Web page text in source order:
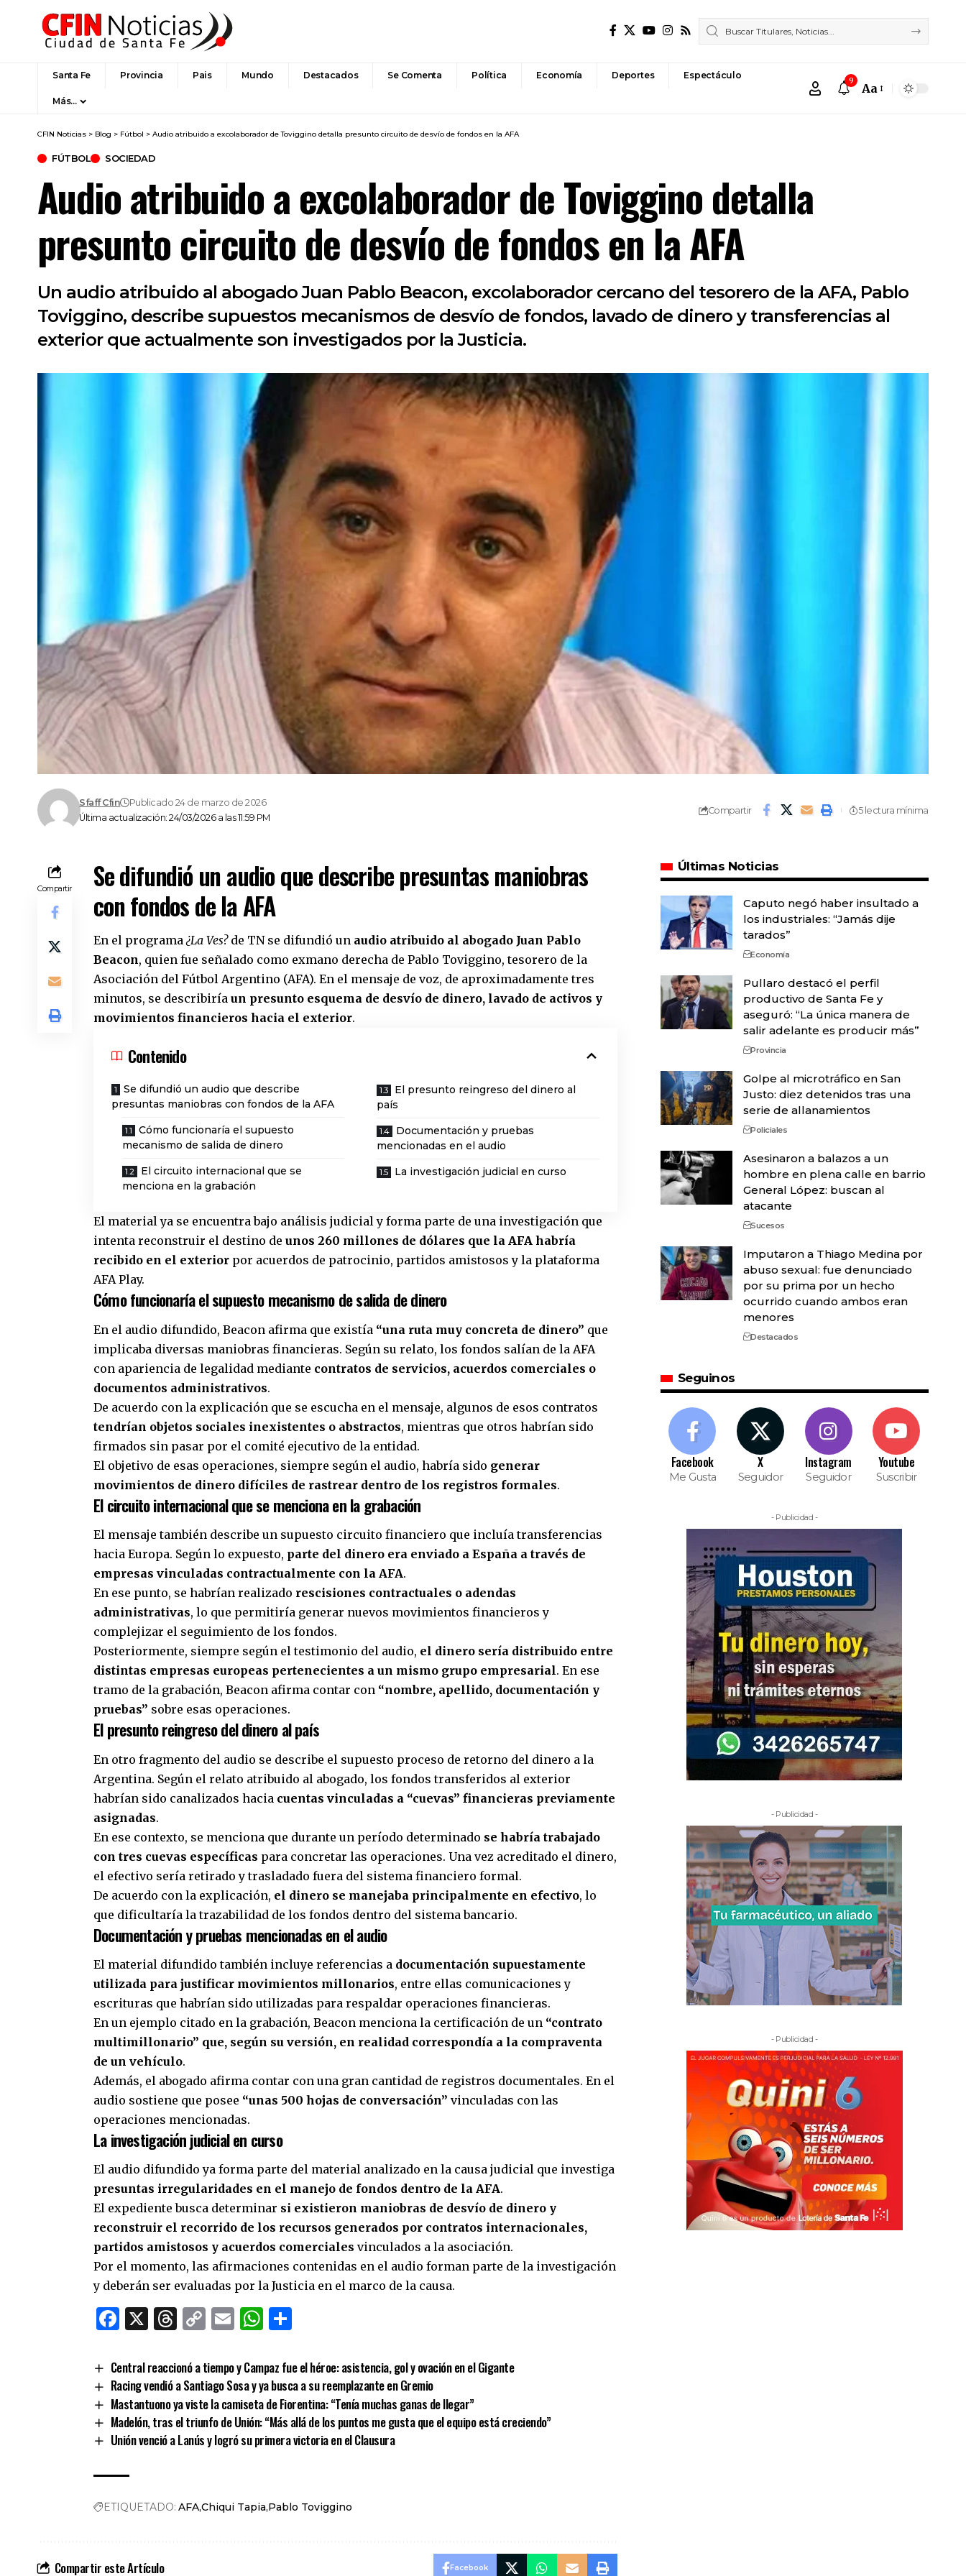
Santa Fe Provincia Pais Mundo Destacados Se Comenta Política Economía Deportes Espectáculo
Más…
9
Font
Aa
CFIN Noticias > Blog > Fútbol > Audio atribuido a excolaborador de Toviggino detalla presunto circuito de desvío de fondos en la AFA
FÚTBOL SOCIEDAD
Audio atribuido a excolaborador de Toviggino detalla
presunto circuito de desvío de fondos en la AFA
Un audio atribuido al abogado Juan Pablo Beacon, excolaborador cercano del tesorero de la AFA, Pablo
Toviggino, describe supuestos mecanismos de desvío de fondos, lavado de dinero y transferencias al
exterior que actualmente son investigados por la Justicia.
Última actualización: 24/03/2026 a las 11:59 PM
Sfaff Cfin Publicado 24 de marzo de 2026
Compartir 5 lectura mínima
Compartir
Se difundió un audio que describe presuntas maniobras
con fondos de la AFA
En el programa¿La Ves?de TN se difundió un audio atribuido al abogado Juan Pablo
Beacon, quien fue señalado como exmano derecha de Pablo Toviggino, tesorero de la
Asociación del Fútbol Argentino (AFA). En el mensaje de voz, de aproximadamente tres
minutos, se describiría un presunto esquema de desvío de dinero, lavado de activos y
movimientos financieros hacia el exterior.
Contenido
Se difundió un audio que describe
presuntas maniobras con fondos de la AFA
Cómo funcionaría el supuesto
mecanismo de salida de dinero
El circuito internacional que se
menciona en la grabación
El presunto reingreso del dinero al
país
Documentación y pruebas
mencionadas en el audio
La investigación judicial en curso
El material ya se encuentra bajo análisis judicial y forma parte de una investigación que
intenta reconstruir el destino de unos 260 millones de dólares que la AFA habría
recibido en el exterior por acuerdos de patrocinio, partidos amistosos y la plataforma
AFA Play.
Cómo funcionaría el supuesto mecanismo de salida de dinero
En el audio difundido, Beacon afirma que existía “una ruta muy concreta de dinero” que
implicaba diversas maniobras financieras. Según su relato, los fondos salían de la AFA
con apariencia de legalidad mediante contratos de servicios, acuerdos comerciales o
documentos administrativos.
De acuerdo con la explicación que se escucha en el mensaje, algunos de esos contratos
tendrían objetos sociales inexistentes o abstractos, mientras que otros habrían sido
firmados sin pasar por el comité ejecutivo de la entidad.
El objetivo de esas operaciones, siempre según el audio, habría sido generar
movimientos de dinero difíciles de rastrear dentro de los registros formales.
El circuito internacional que se menciona en la grabación
El mensaje también describe un supuesto circuito financiero que incluía transferencias
hacia Europa. Según lo expuesto, parte del dinero era enviado a España a través de
empresas vinculadas contractualmente con la AFA.
En ese punto, se habrían realizado rescisiones contractuales o adendas
administrativas, lo que permitiría generar nuevos movimientos financieros y
complejizar el seguimiento de los fondos.
Posteriormente, siempre según el testimonio del audio, el dinero sería distribuido entre
distintas empresas europeas pertenecientes a un mismo grupo empresarial. En ese
tramo de la grabación, Beacon afirma contar con “nombre, apellido, documentación y
pruebas” sobre esas operaciones.
El presunto reingreso del dinero al país
En otro fragmento del audio se describe el supuesto proceso de retorno del dinero a la
Argentina. Según el relato atribuido al abogado, los fondos transferidos al exterior
habrían sido canalizados hacia cuentas vinculadas a “cuevas” financieras previamente
asignadas.
En ese contexto, se menciona que durante un período determinado se habría trabajado
con tres cuevas específicas para concretar las operaciones. Una vez acreditado el dinero,
el efectivo sería retirado y trasladado fuera del sistema financiero formal.
De acuerdo con la explicación, el dinero se manejaba principalmente en efectivo, lo
que dificultaría la trazabilidad de los fondos dentro del sistema bancario.
Documentación y pruebas mencionadas en el audio
El material difundido también incluye referencias a documentación supuestamente
utilizada para justificar movimientos millonarios, entre ellas comunicaciones y
escrituras que habrían sido utilizadas para respaldar operaciones financieras.
En un ejemplo citado en la grabación, Beacon menciona la certificación de un “contrato
multimillonario” que, según su versión, en realidad correspondía a la compraventa
de un vehículo.
Además, el abogado afirma contar con una gran cantidad de registros documentales. En el
audio sostiene que posee “unas 500 hojas de conversación” vinculadas con las
operaciones mencionadas.
La investigación judicial en curso
El audio difundido ya forma parte del material analizado en la causa judicial que investiga
presuntas irregularidades en el manejo de fondos dentro de la AFA.
El expediente busca determinar si existieron maniobras de desvío de dinero y
reconstruir el recorrido de los recursos generados por contratos internacionales,
partidos amistosos y acuerdos comerciales vinculados a la asociación.
Por el momento, las afirmaciones contenidas en el audio forman parte de la investigación
y deberán ser evaluadas por la Justicia en el marco de la causa.
Facebook
X Threads
CopyEmailWhatsApp
Central reaccionó a tiempo y Campaz fue el héroe: asistencia, gol y ovación en el Gigante
Racing vendió a Santiago Sosa y ya busca a su reemplazante en Gremio
Mastantuono ya viste la camiseta de Fiorentina: “Tenía muchas ganas de llegar”
Madelón, tras el triunfo de Unión: “Más allá de los puntos me gusta que el equipo está creciendo”
Unión venció a Lanús y logró su primera victoria en el Clausura
ETIQUETADO: AFAChiqui Tapia Pablo Toviggino
Compartir este Artículo Facebook
Últimas Noticias
Caputo negó haber insultado a
los industriales: “Jamás dije
tarados”
Economía
Pullaro destacó el perfil
productivo de Santa Fe y
aseguró: “La única manera de
salir adelante es producir más”
Provincia
Golpe al microtráfico en San
Justo: diez detenidos tras una
serie de allanamientos
Policiales
Asesinaron a balazos a un
hombre en plena calle en barrio
General López: buscan al
atacante
Sucesos
Imputaron a Thiago Medina por
abuso sexual: fue denunciado
por su prima por un hecho
ocurrido cuando ambos eran
menores
Destacados
Seguinos
Facebook
Me Gusta
X
Seguidor
Instagram
Seguidor
Youtube
Suscribir
- Publicidad -
- Publicidad -
- Publicidad -